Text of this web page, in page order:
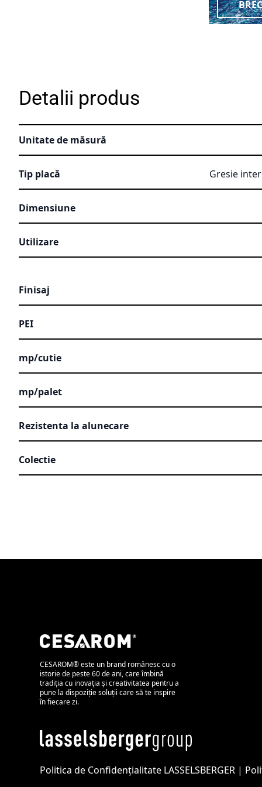
Detalii produs
Unitate de măsură
Tip placă Gresie
Dimensiune
Utilizare
Finisaj
PEI
mp/cutie
mp/palet
Rezistenta la alunecare
Colectie
CESAROM® este un brand românesc cu o
istorie de peste 60 de ani, care îmbină
tradiția cu inovația și creativitatea pentru a
pune la dispoziție soluții care să te inspire
în fiecare zi.
Politica de Confidențialitate LASSELSBERGER |